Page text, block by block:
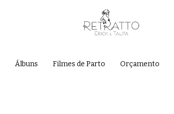
Álbuns Filmes de Parto Orçamento